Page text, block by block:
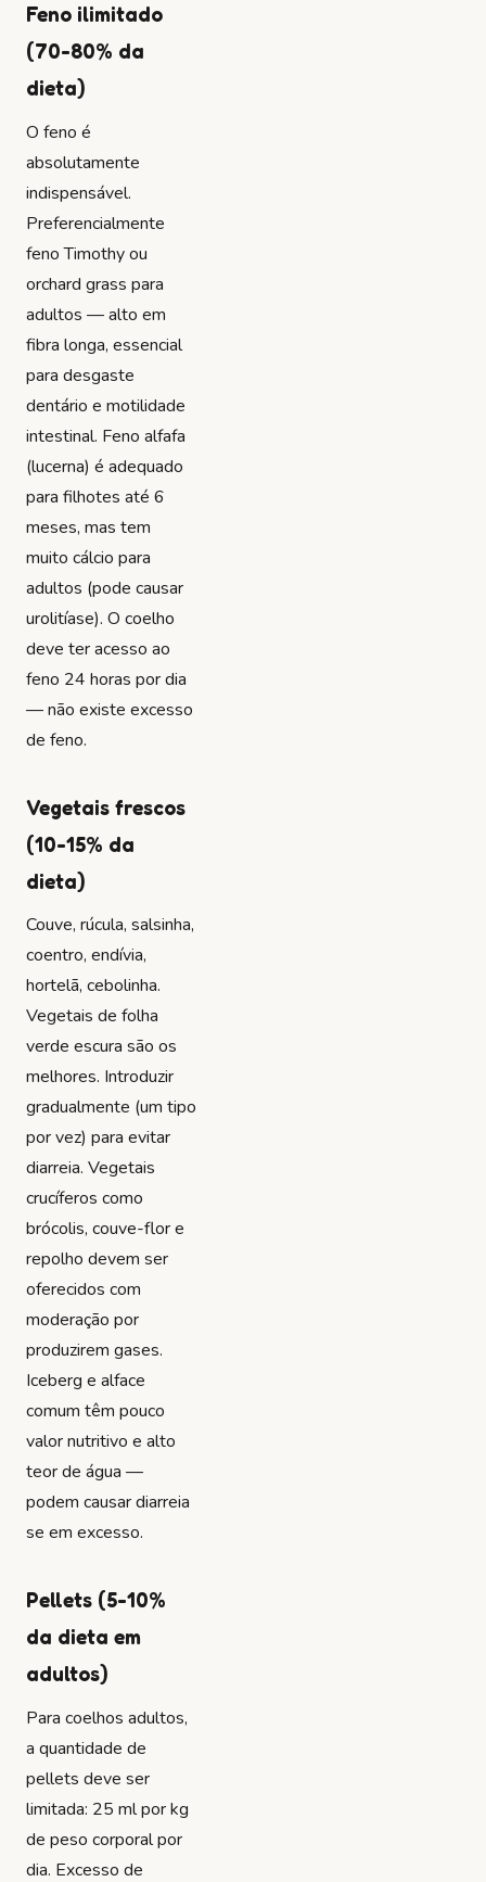
Feno ilimitado
(70-80% da
dieta)
O feno é
absolutamente
indispensável.
Preferencialmente
feno Timothy ou
orchard grass para
adultos — alto em
fibra longa, essencial
para desgaste
dentário e motilidade
intestinal. Feno alfafa
(lucerna) é adequado
para filhotes até 6
meses, mas tem
muito cálcio para
adultos (pode causar
urolitíase). O coelho
deve ter acesso ao
feno 24 horas por dia
— não existe excesso
de feno.
Vegetais frescos
(10-15% da
dieta)
Couve, rúcula, salsinha,
coentro, endívia,
hortelã, cebolinha.
Vegetais de folha
verde escura são os
melhores. Introduzir
gradualmente (um tipo
por vez) para evitar
diarreia. Vegetais
crucíferos como
brócolis, couve-flor e
repolho devem ser
oferecidos com
moderação por
produzirem gases.
Iceberg e alface
comum têm pouco
valor nutritivo e alto
teor de água —
podem causar diarreia
se em excesso.
Pellets (5-10%
da dieta em
adultos)
Para coelhos adultos,
a quantidade de
pellets deve ser
limitada: 25 ml por kg
de peso corporal por
dia. Excesso de